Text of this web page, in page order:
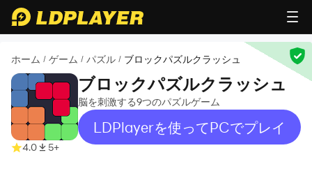
ホーム / ゲーム / パズル / ブロックパズルクラッシュ
4.0 5+
ブロックパズルクラッシュ
脳を刺激する9つのパズルゲーム
LDPlayerを使ってPCでプレイ
recommend